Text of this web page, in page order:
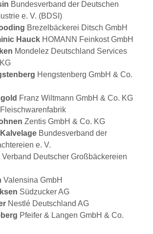
Bundesverband der Deutschen
e. V. (BDSI)
Brezelbäckerei Ditsch GmbH
Hauck HOMANN Feinkost GmbH
Mondelez Deutschland Services
Hengstenberg GmbH & Co.
Franz Wiltmann GmbH & Co. KG
Zentis GmbH & Co. KG
Bundesverband der
e. V.
Verband Deutscher Großbäckereien
Valensina GmbH
Südzucker AG
Nestlé Deutschland AG
Pfeifer & Langen GmbH & Co.